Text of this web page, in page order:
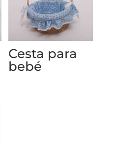
Cesta para
bebé